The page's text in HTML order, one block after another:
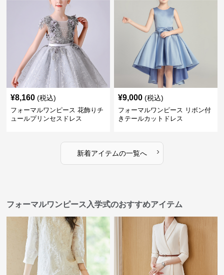
¥8,160 (税込)
フォーマルワンピース 花飾りチ
ュールプリンセスドレス
¥9,000 (税込)
フォーマルワンピース リボン付
きテールカットドレス
新着アイテムの一覧へ ›
フォーマルワンピース入学式のおすすめアイテム